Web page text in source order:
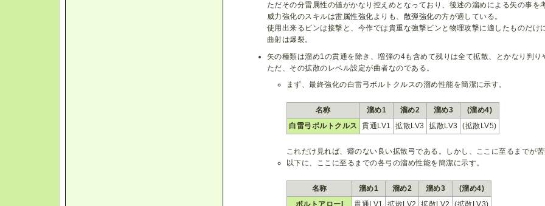
ただその分雷属性の値がかなり控えめとなっており、後述の溜めによる矢の事を
威力強化のスキルは雷属性強化よりも、 散弾強化の方が適している。
使用出来るビンは接撃と、今作では貴重な強撃ビンと物理攻撃に適したものだけ
曲射は爆裂。
矢の種類は溜め1の貫通を除き、増弾の4も含めて残りは全て拡散、とかなり判り
ただ、その拡散のレベル設定が曲者なのである。
まず、最終強化の白雷弓ボルトクルスの溜め性能を簡潔に示す。
名称 溜め1 溜め2 溜め3
(溜め4)
白雷弓ボルトクルス
貫通LV1 拡散LV3 拡散LV3 (拡散LV5)
これだけ見れば、癖のない良い拡散弓である。しかし、ここに至るまでが苦
以下に、ここに至るまでの各弓の溜め性能を簡潔に示す。
名称 溜め1 溜め2 溜め3
(溜め4)
ボルトアローI
貫通LV1 拡散LV2 拡散LV2
(拡散LV3)